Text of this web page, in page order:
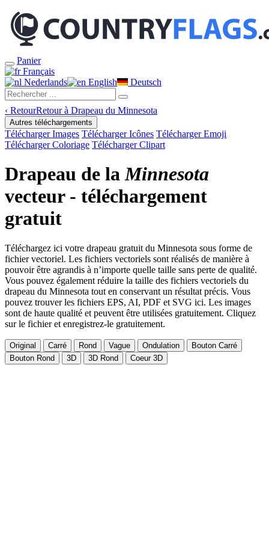
Panier
Français
Nederlands
English Deutsch
‹ RetourRetour à Drapeau du Minnesota
Autres téléchargements
Télécharger Images Télécharger Icônes Télécharger Emoji
Télécharger Coloriage Télécharger Clipart
Drapeau de laMinnesota
vecteur - téléchargement
gratuit
Téléchargez ici votre drapeau gratuit du Minnesota sous forme de
fichier vectoriel. Les fichiers vectoriels sont réalisés de manière à
pouvoir être agrandis à n’importe quelle taille sans perte de qualité.
Vous pouvez également réduire la taille des fichiers vectoriels du
drapeau du Minnesota tout en conservant un résultat précis. Vous
pouvez trouver les fichiers EPS, AI, PDF et SVG ici. Les images
sont de haute qualité et peuvent être utilisées gratuitement. Cliquez
sur le fichier et enregistrez-le gratuitement.
Original Carré Rond Vague Ondulation
Bouton Carré
Bouton Rond
3D 3D Rond Coeur 3D